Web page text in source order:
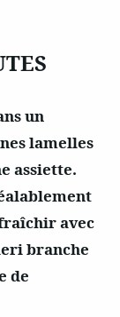
un
lamelles
assiette.
avec
branche
de